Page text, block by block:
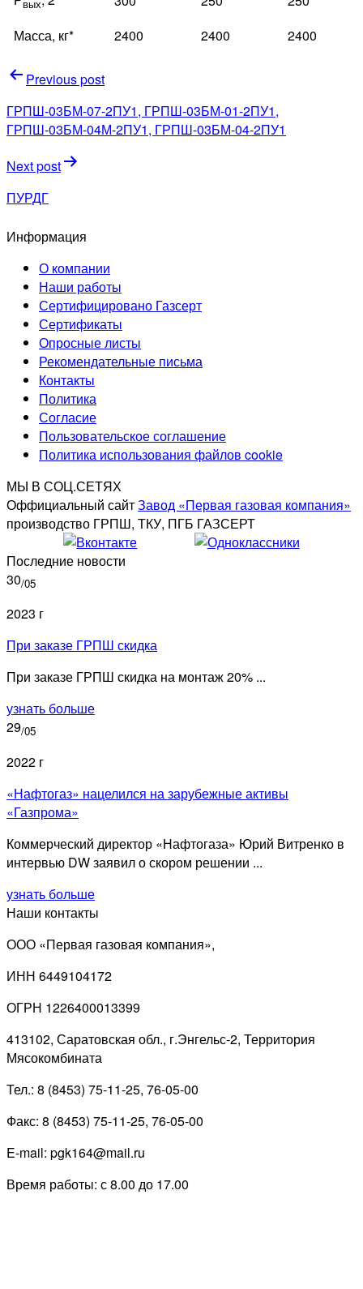
вых
Масса, кг*
2400 2400 2400
Навигация
по
записям
Previous post
ГРПШ-03БМ-07-2ПУ1, ГРПШ-03БМ-01-2ПУ1,
ГРПШ-03БМ-04М-2ПУ1, ГРПШ-03БМ-04-2ПУ1
Next post
ПУРДГ
Информация
О компании
Наши работы
Сертифицировано Газсерт
Сертификаты
Опросные листы
Рекомендательные письма
Контакты
Политика
Согласие
Пользовательское соглашение
Политика использования файлов cookie
МЫ В СОЦ.СЕТЯХ
Оффициальный сайтЗавод «Первая газовая компания»
производство ГРПШ, ТКУ, ПГБ ГАЗСЕРТ
Последние новости
30/05
2023 г
При заказе ГРПШ скидка
При заказе ГРПШ скидка на монтаж 20% ...
узнать больше
29/05
2022 г
«Нафтогаз» нацелился на зарубежные активы
«Газпрома»
Коммерческий директор «Нафтогаза» Юрий Витренко в
интервью DW заявил о скором решении ...
узнать больше
Наши контакты
ООО «Первая газовая компания»,
ИНН 6449104172
ОГРН 1226400013399
413102, Саратовская обл., г.Энгельс-2, Территория
Мясокомбината
Тел.: 8 (8453) 75-11-25, 76-05-00
Факс: 8 (8453) 75-11-25, 76-05-00
E-mail: pgk164@mail.ru
Время работы: с 8.00 до 17.00